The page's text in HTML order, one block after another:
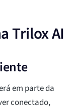
Trilox AI
em parte da
conectado,